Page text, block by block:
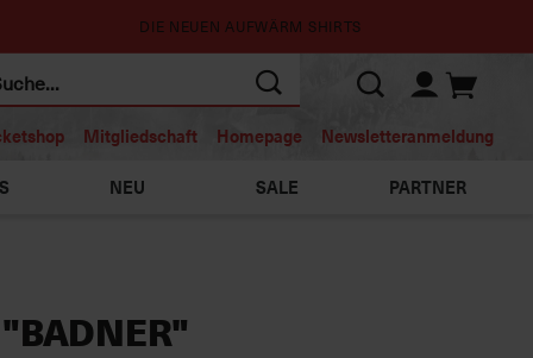
DIE NEUEN AUFWÄRM SHIRTS
Mitgliedschaft Homepage Newsletteranmeldung
NEU SALE PARTNER